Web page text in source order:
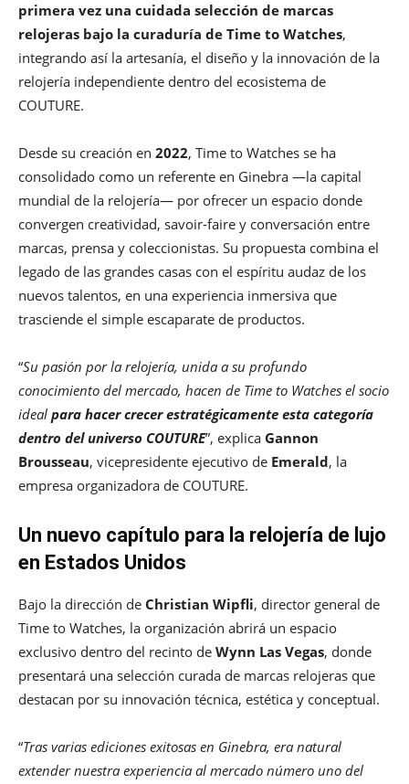
primera vez una cuidada selección de marcas
relojeras bajo la curaduría de Time to Watches,
integrando así la artesanía, el diseño y la innovación de la
relojería independiente dentro del ecosistema de
COUTURE.
Desde su creación en 2022, Time to Watches se ha
consolidado como un referente en Ginebra —la capital
mundial de la relojería— por ofrecer un espacio donde
convergen creatividad, savoir-faire y conversación entre
marcas, prensa y coleccionistas. Su propuesta combina el
legado de las grandes casas con el espíritu audaz de los
nuevos talentos, en una experiencia inmersiva que
trasciende el simple escaparate de productos.
“Su pasión por la relojería, unida a su profundo
conocimiento del mercado, hacen de Time to Watches el socio
ideal para hacer crecer estratégicamente esta categoría
dentro del universo COUTURE”, explica Gannon
Brousseau, vicepresidente ejecutivo de Emerald, la
empresa organizadora de COUTURE.
Un nuevo capítulo para la relojería de lujo
en Estados Unidos
Bajo la dirección de Christian Wipfli, director general de
Time to Watches, la organización abrirá un espacio
exclusivo dentro del recinto de Wynn Las Vegas, donde
presentará una selección curada de marcas relojeras que
destacan por su innovación técnica, estética y conceptual.
“Tras varias ediciones exitosas en Ginebra, era natural
extender nuestra experiencia al mercado número uno del